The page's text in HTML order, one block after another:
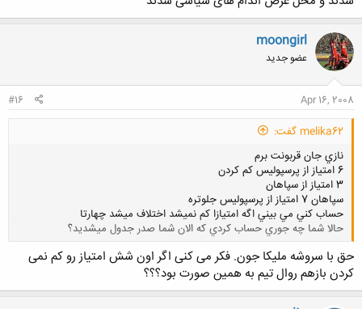
کلیک کنید تا باز شود...
moongirl
عضو جدید
Apr 16, 2008
#16
melika62 گفت:
نازي جان قربونت برم
6 امتياز از پرسپوليس كم كردن
3 امتياز از سپاهان
سپاهان 7 امتياز از پرسپوليس جلوتره
حساب كني مي بيني اگه امتيازا كم نميشد اختلاف ميشد چهارتا
حالا شما چه جوري حساب كردي كه الان شما صدر جدول ميشديد؟
کلیک کنید تا باز شود...
حق با سروشه ملیکا جون. فکر می کنی اگر اون شش امتیاز رو کم نمی
کردن بازهم روال تیم به همین صورت بود؟؟؟